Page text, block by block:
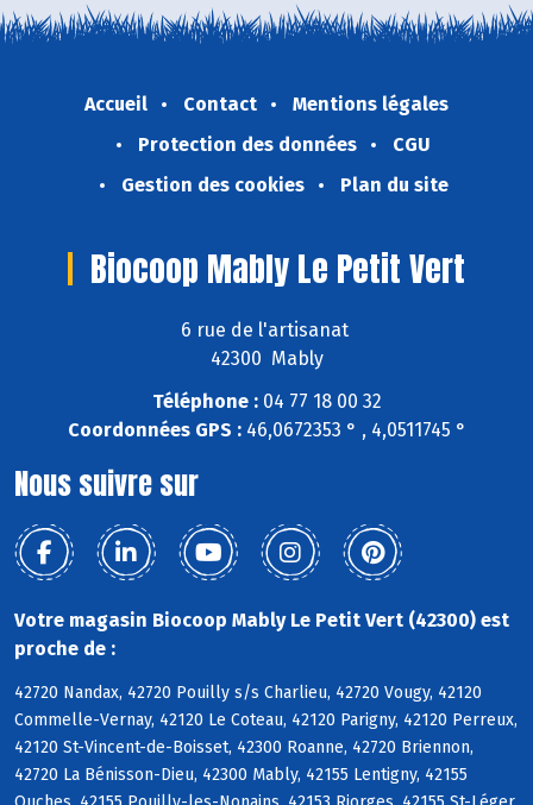
Accueil Contact
Mentions légales
Protection des données
CGU
Gestion des cookies
Plan du site
Biocoop Mably Le Petit Vert
6 rue de l'artisanat
42300 Mably
Téléphone :04 77 18 00 32
Coordonnées GPS :46,0672353 ° , 4,0511745 °
Nous suivre sur
Votre magasin Biocoop Mably Le Petit Vert (42300) est
proche de :
42720 Nandax, 42720 Pouilly s/s Charlieu, 42720 Vougy, 42120
Commelle-Vernay, 42120 Le Coteau, 42120 Parigny, 42120 Perreux,
42120 St-Vincent-de-Boisset, 42300 Roanne, 42720 Briennon,
42720 La Bénisson-Dieu, 42300 Mably, 42155 Lentigny, 42155